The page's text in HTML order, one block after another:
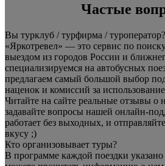
Частые
Вы турклуб / турфирма / туроператор?
«Яркотревел» — это сервис по
выездом из городов России и
специализируемся на автобусных
предлагаем самый большой выбор
наценок и комиссий за
Читайте на сайте реальные отзывы о
задавайте вопросы нашей онлайн-
работает без выходных, и
вкусу ;)
Кто организовывает туры?
В программе каждой поездки